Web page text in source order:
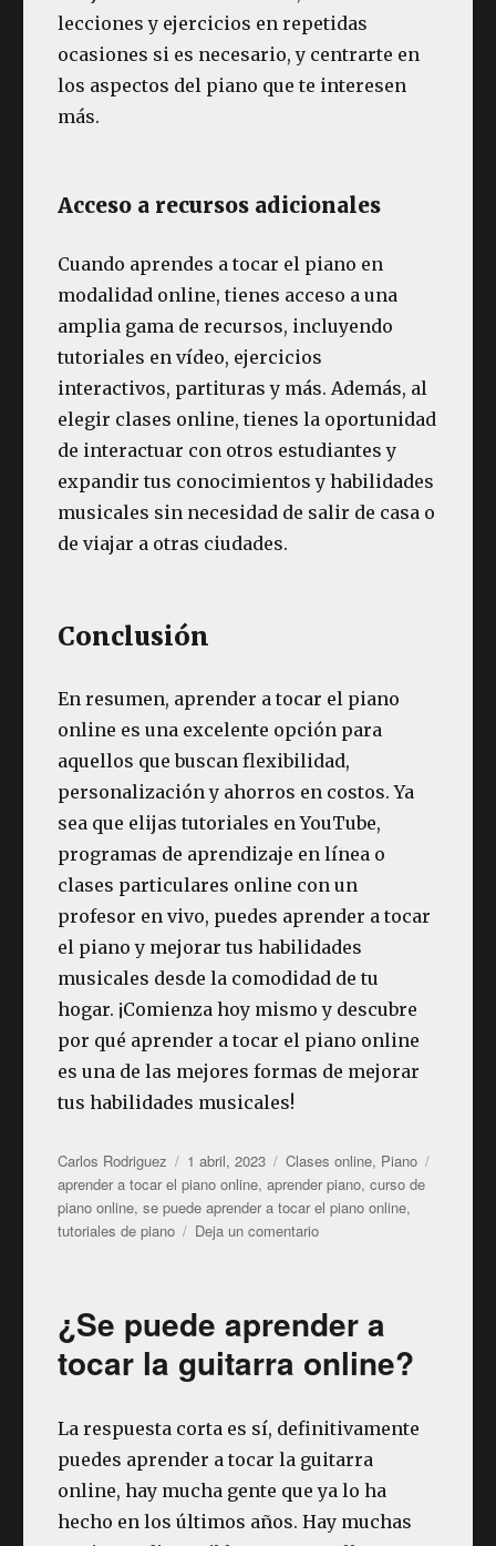
lecciones y ejercicios en repetidas
ocasiones si es necesario, y centrarte en
los aspectos del piano que te interesen
más.
Acceso a recursos adicionales
Cuando aprendes a tocar el piano en
modalidad online, tienes acceso a una
amplia gama de recursos, incluyendo
tutoriales en vídeo, ejercicios
interactivos, partituras y más. Además, al
elegir clases online, tienes la oportunidad
de interactuar con otros estudiantes y
expandir tus conocimientos y habilidades
musicales sin necesidad de salir de casa o
de viajar a otras ciudades.
Conclusión
En resumen, aprender a tocar el piano
online es una excelente opción para
aquellos que buscan flexibilidad,
personalización y ahorros en costos. Ya
sea que elijas tutoriales en YouTube,
programas de aprendizaje en línea o
clases particulares online con un
profesor en vivo, puedes aprender a tocar
el piano y mejorar tus habilidades
musicales desde la comodidad de tu
hogar. ¡Comienza hoy mismo y descubre
por qué aprender a tocar el piano online
es una de las mejores formas de mejorar
tus habilidades musicales!
Autor
Carlos Rodriguez
Publicado
el
1 abril, 2023 Categorías
Clases online, Piano
aprender a tocar el piano online,aprender piano,curso de
piano online,se puede aprender a tocar el piano online,
tutoriales de piano
Deja un comentarioen
a
el
¿Se puede aprender a
tocar la guitarra online?
La respuesta corta es sí, definitivamente
puedes aprender a tocar la guitarra
online, hay mucha gente que ya lo ha
hecho en los últimos años. Hay muchas